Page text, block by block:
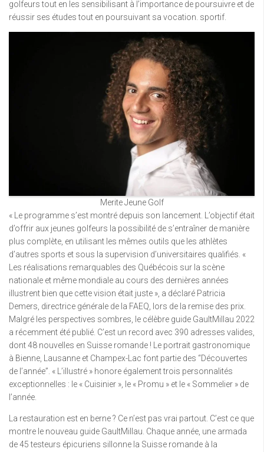
golfeurs tout en les sensibilisant à l’importance de poursuivre et de
réussir ses études tout en poursuivant sa vocation. sportif.
Merite Jeune Golf
« Le programme s’est montré depuis son lancement. L’objectif était
d’offrir aux jeunes golfeurs la possibilité de s’entraîner de manière
plus complète, en utilisant les mêmes outils que les athlètes
d’autres sports et sous la supervision d’universitaires qualifiés. «
Les réalisations remarquables des Québécois sur la scène
nationale et même mondiale au cours des dernières années
illustrent bien que cette vision était juste », a déclaré Patricia
Demers, directrice générale de la FAEQ, lors de la remise des prix.
Malgré les perspectives sombres, le célèbre guide GaultMillau 2022
a récemment été publié. C’est un record avec 390 adresses valides,
dont 48 nouvelles en Suisse romande ! Le portrait gastronomique
à Bienne, Lausanne et Champex-Lac font partie des “Découvertes
de l’année”. « L’illustré » honore également trois personnalités
exceptionnelles : le « Cuisinier », le « Promu » et le « Sommelier » de
l’année.
La restauration est en berne ? Ce n’est pas vrai partout. C’est ce que
montre le nouveau guide GaultMillau. Chaque année, une armada
de 45 testeurs épicuriens sillonne la Suisse romande à la